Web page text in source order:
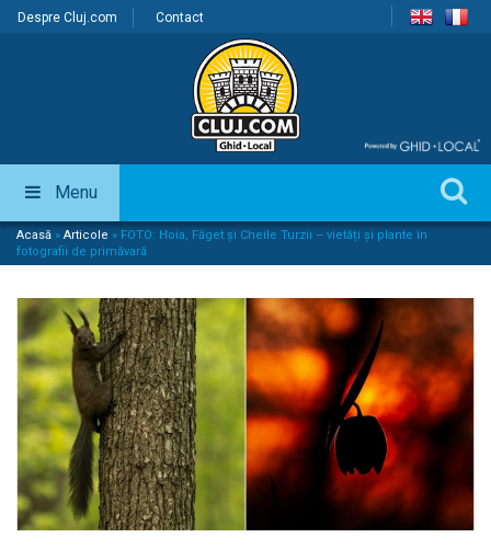
Despre Cluj.com Contact
Menu
Acasă » Articole » FOTO: Hoia, Făget și Cheile Turzii – vietăți și plante în
fotografii de primăvară